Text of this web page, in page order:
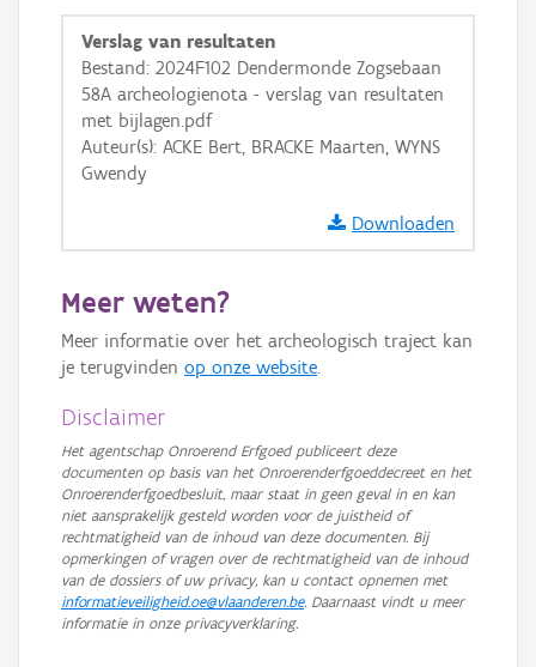
Basis Lagen
OSM-Basiskaart
Ortho
GRB-Basiskaart
GRB-Basiskaart in grijswaarden
Verslag van resultaten
Bestand: 2024F102 Dendermonde Zogsebaan
58A archeologienota - verslag van resultaten
met bijlagen.pdf
Auteur(s): ACKE Bert, BRACKE Maarten, WYNS
Gwendy
Downloaden
Meer weten?
Meer informatie over het archeologisch traject kan
je terugvinden op onze website.
Disclaimer
Het agentschap Onroerend Erfgoed publiceert deze
documenten op basis van het Onroerenderfgoeddecreet en het
Onroerenderfgoedbesluit, maar staat in geen geval in en kan
niet aansprakelijk gesteld worden voor de juistheid of
rechtmatigheid van de inhoud van deze documenten. Bij
opmerkingen of vragen over de rechtmatigheid van de inhoud
van de dossiers of uw privacy, kan u contact opnemen met
informatieveiligheid.oe@vlaanderen.be. Daarnaast vindt u meer
informatie in onze privacyverklaring.